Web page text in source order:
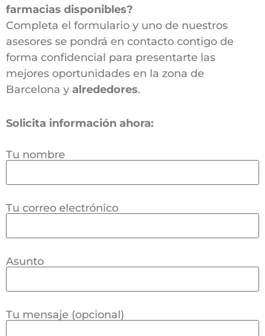
farmacias disponibles?
Completa el formulario y uno de nuestros
asesores se pondrá en contacto contigo de
forma confidencial para presentarte las
mejores oportunidades en la zona de
Barcelona y alrededores.
Solicita información ahora:
Tu nombre
Tu correo electrónico
Asunto
Tu mensaje (opcional)